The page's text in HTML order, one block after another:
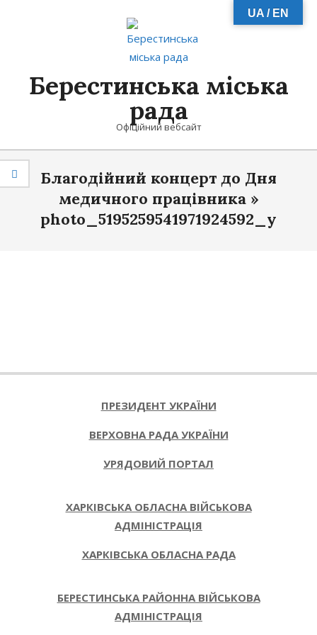
Берестинська міська
рада
Офіційний вебсайт
Primary
NavigationБлагодійний концерт до Дня
медичного працівника »
photo_5195259541971924592_y
07-
ПРЕЗИДЕНТ УКРАЇНИ
ВЕРХОВНА РАДА УКРАЇНИ
УРЯДОВИЙ ПОРТАЛ
ХАРКІВСЬКА ОБЛАСНА ВІЙСЬКОВА
АДМІНІСТРАЦІЯ
ХАРКІВСЬКА ОБЛАСНА РАДА
БЕРЕСТИНСЬКА РАЙОННА ВІЙСЬКОВА
АДМІНІСТРАЦІЯ
UA / EN